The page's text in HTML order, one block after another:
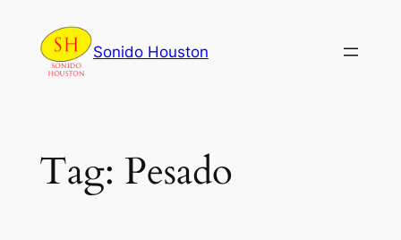
content
Sonido Houston
Tag: Pesado